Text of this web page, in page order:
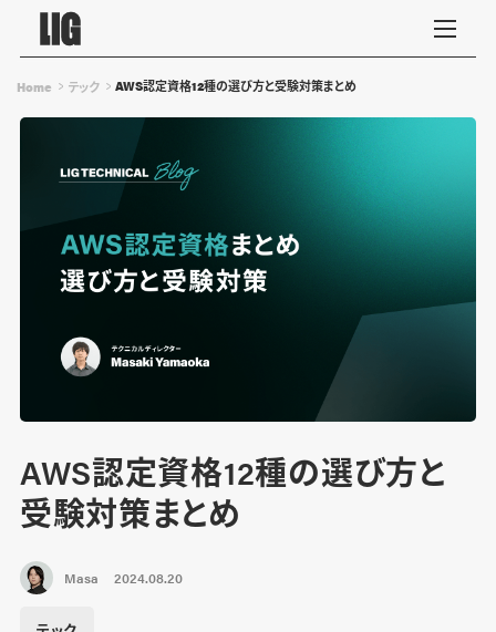
Home テック AWS認定資格12種の選び方と受験対策まとめ
AWS認定資格12種の選び方と
受験対策まとめ
Masa 2024.08.20